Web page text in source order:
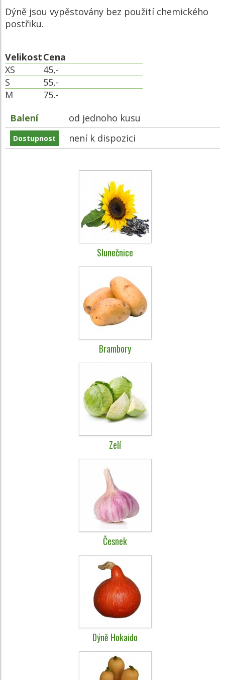
Dýně jsou vypěstovány bez použití chemického
postřiku.
VelikostCena
XS
45,-
S
55,-
M
75,-
XL
Balení od jednoho kusu
Dostupnost není k dispozici
Slunečnice
Brambory
Zelí
Česnek
Dýně Hokaido